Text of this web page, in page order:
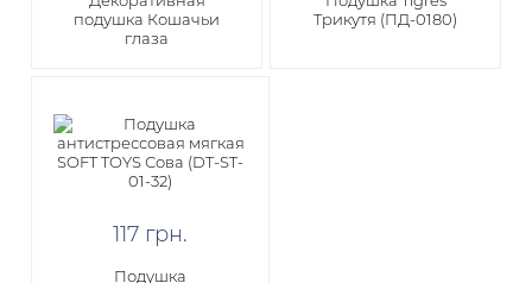
подушка Кошачьи
глаза
Трикутя (ПД-0180)
117 грн.
Подушка